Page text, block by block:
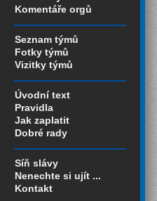
Komentáře orgů
Seznam týmů
Fotky týmů
Vizitky týmů
Úvodní text
Pravidla
Jak zaplatit
Dobré rady
Síň slávy
Nenechte si ujít ...
Kontakt